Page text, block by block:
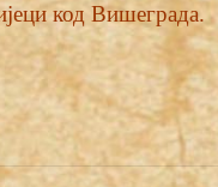
код Вишеграда.